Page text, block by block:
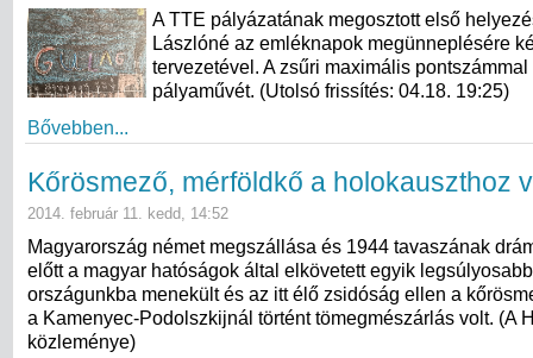
A TTE pályázatának megosztott első
Lászlóné az emléknapok megünneplésére
tervezetével. A zsűri maximális
pályaművét. (Utolsó frissítés: 04.18. 19:25)
Bővebben...
Kőrösmező, mérföldkő a holokauszthoz
2014. február 11. kedd, 14:52
Magyarország német megszállása és 1944 tavaszának
előtt a magyar hatóságok által elkövetett egyik
országunkba menekült és az itt élő zsidóság ellen a
a Kamenyec-Podolszkijnál történt tömegmészárlás volt. (A
közleménye)